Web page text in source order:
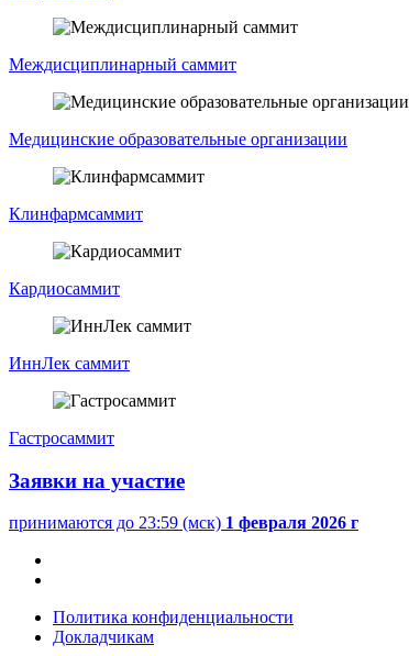
Междисциплинарный саммит
Медицинские образовательные организации
Клинфармсаммит
Кардиосаммит
ИннЛек саммит
Гастросаммит
Заявки на участие
принимаются до 23:59 (мск) 1 февраля 2026 г
Политика конфиденциальности
Докладчикам